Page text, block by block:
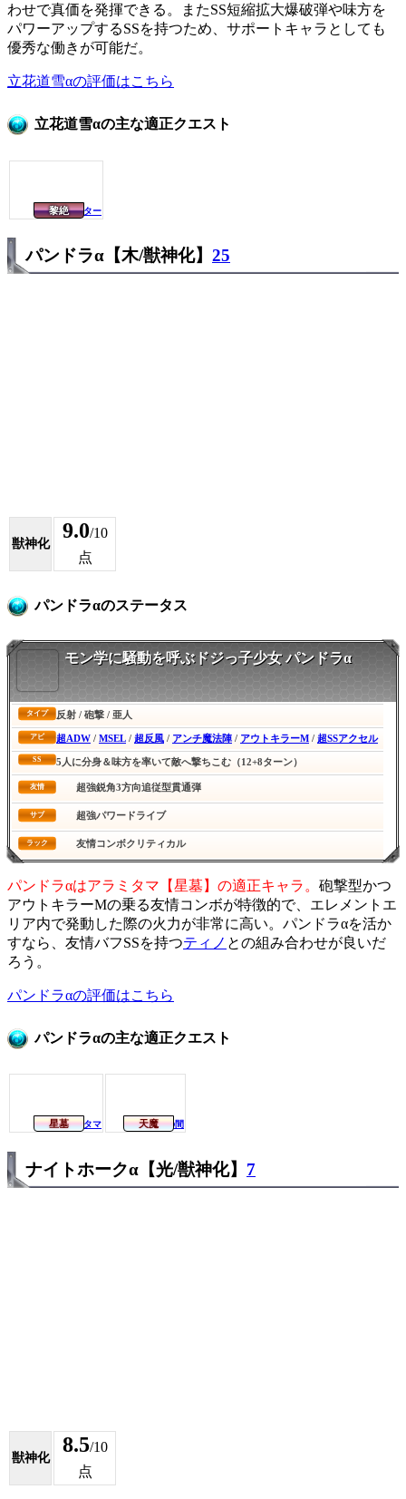
わせで真価を発揮できる。またSS短縮拡大爆破弾や味方を
パワーアップするSSを持つため、サポートキャラとしても
優秀な働きが可能だ。
立花道雪αの評価はこちら
立花道雪αの主な適正クエスト
アレスター
黎絶
パンドラα【木/獣神化】 25
獣神化
9.0/10
点
パンドラαのステータス
モン学に騒動を呼ぶドジっ子少女 パンドラα
タイプ 反射 / 砲撃 / 亜人
アビ 超ADW / MSEL / 超反風 / アンチ魔法陣 / アウトキラーM / 超SSアクセル
SS 5人に分身＆味方を率いて敵へ撃ちこむ（12+8ターン）
友情 超強鋭角3方向追従型貫通弾
サブ 超強パワードライブ
ラック 友情コンボクリティカル
パンドラαはアラミタマ【星墓】の適正キャラ。 砲撃型かつ
アウトキラーMの乗る友情コンボが特徴的で、エレメントエ
リア内で発動した際の火力が非常に高い。パンドラαを活か
すなら、友情バフSSを持つティノ との組み合わせが良いだ
ろう。
パンドラαの評価はこちら
パンドラαの主な適正クエスト
アラミタマ
星墓 第2の間
天魔
ナイトホークα【光/獣神化】 7
獣神化
8.5/10
点